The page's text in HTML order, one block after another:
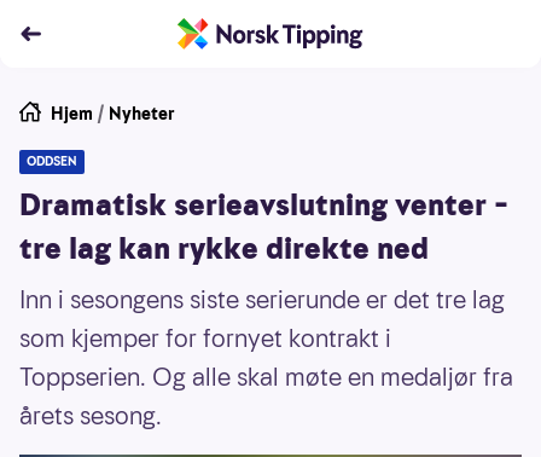
Hjem / Nyheter
ODDSEN
Dramatisk serieavslutning venter –
tre lag kan rykke direkte ned
Inn i sesongens siste serierunde er det tre lag
som kjemper for fornyet kontrakt i
Toppserien. Og alle skal møte en medaljør fra
årets sesong.